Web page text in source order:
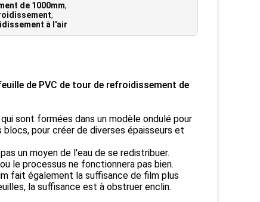
de 1000mm,
,
à l'air
de PVC de tour de refroidissement de
sont formées dans un modèle ondulé pour
pour créer de diverses épaisseurs et
un moyen de l'eau de se redistribuer.
le processus ne fonctionnera pas bien.
fait également la suffisance de film plus
la suffisance est à obstruer enclin.